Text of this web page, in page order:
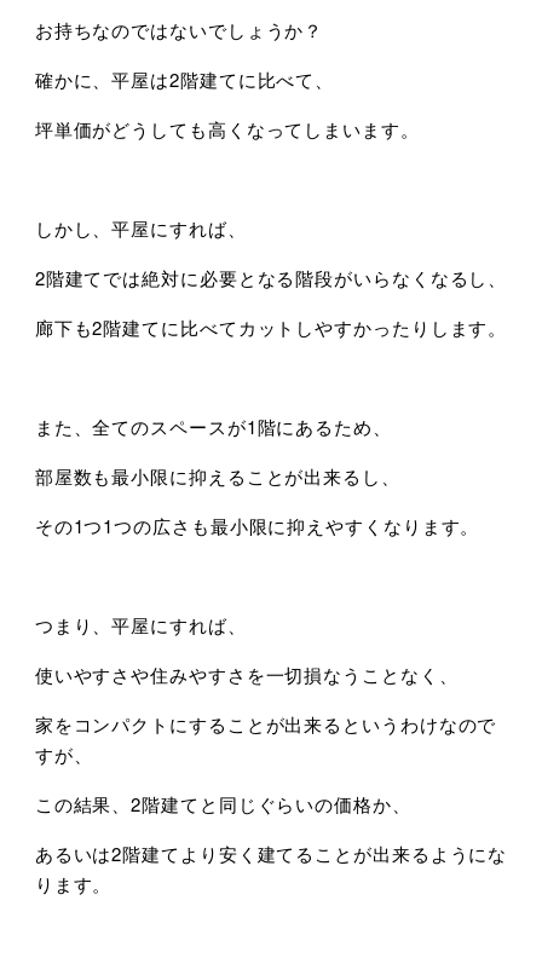
お持ちなのではないでしょうか？
確かに、平屋は2階建てに比べて、
坪単価がどうしても高くなってしまいます。
しかし、平屋にすれば、
2階建てでは絶対に必要となる階段がいらなくなるし、
廊下も2階建てに比べてカットしやすかったりします。
また、全てのスペースが1階にあるため、
部屋数も最小限に抑えることが出来るし、
その1つ1つの広さも最小限に抑えやすくなります。
つまり、平屋にすれば、
使いやすさや住みやすさを一切損なうことなく、
家をコンパクトにすることが出来るというわけなので
すが、
この結果、2階建てと同じぐらいの価格か、
あるいは2階建てより安く建てることが出来るようにな
ります。